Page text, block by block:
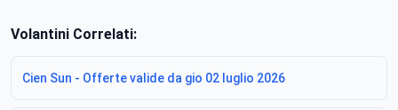
Volantini Correlati:
Cien Sun - Offerte valide da gio 02 luglio 2026